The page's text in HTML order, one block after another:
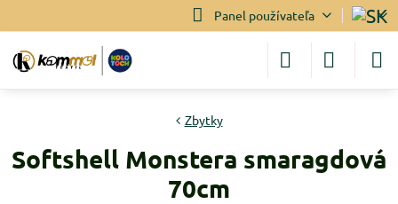
Panel používateľa
Zbytky
Softshell Monstera smaragdová
70cm